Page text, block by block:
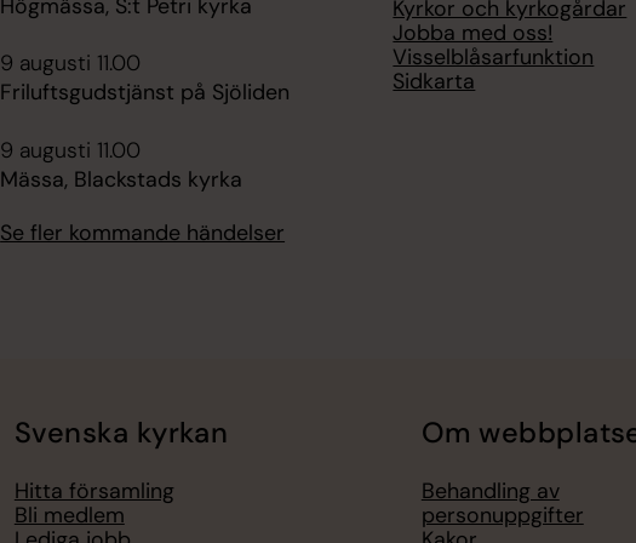
Högmässa, S:t Petri kyrka
9 augusti 11.00
Friluftsgudstjänst på Sjöliden
9 augusti 11.00
Mässa, Blackstads kyrka
Se fler kommande händelser
Kyrkor och kyrkogårdar
Jobba med oss!
Visselblåsarfunktion
Sidkarta
Svenska kyrkan
Hitta församling
Bli medlem
Om
Behandling av
personuppgifter